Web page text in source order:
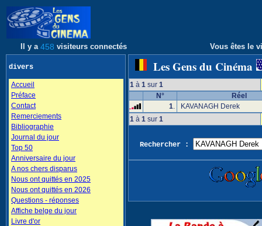
Il y a 458 visiteurs connectés Vous êtes le
divers
Accueil
Préface
Contact
Remerciements
Bibliographie
Journal du jour
Top 50
Anniversaire du jour
A nos chers disparus
Nous ont quittés en 2025
Nous ont quittés en 2026
Questions - réponses
Affiche belge du jour
Livre d'or
Les Gens du Cinéma
1 à 1 sur 1
N°
Réel
1.
KAVANAGH Derek
1 à 1 sur 1
Rechercher :